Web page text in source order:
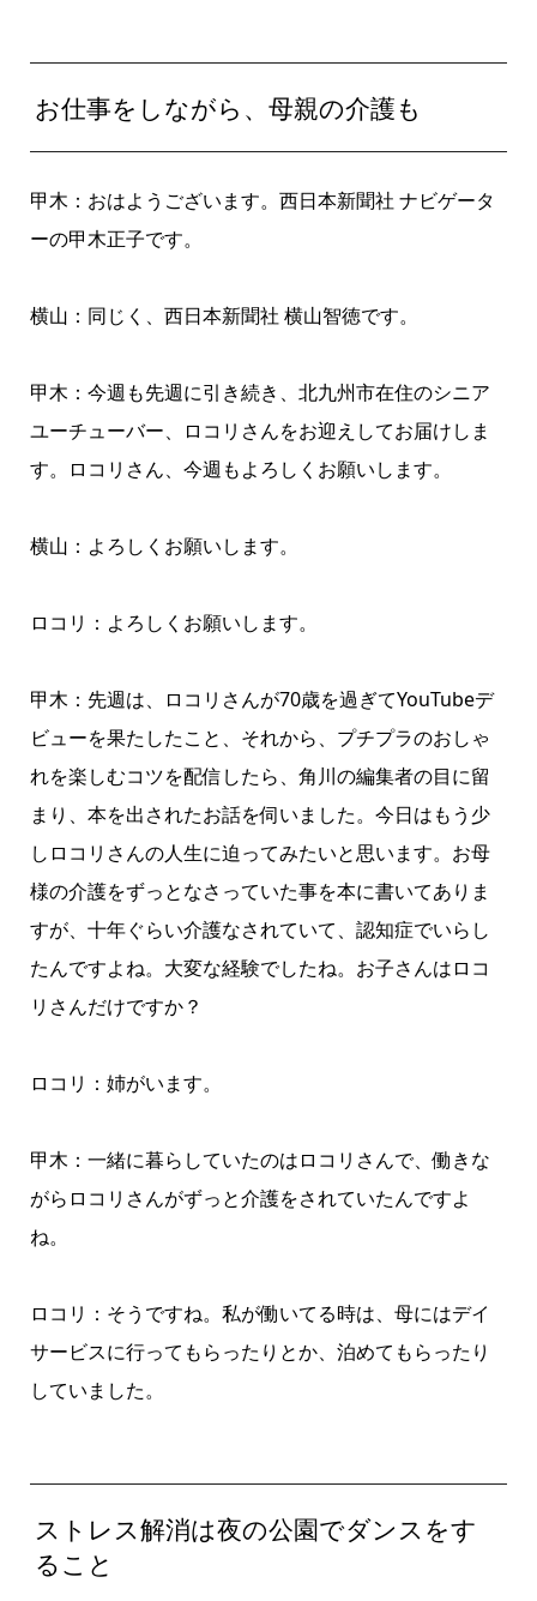
お仕事をしながら、母親の介護も
甲木：おはようございます。西日本新聞社 ナビゲータ
ーの甲木正子です。
横山：同じく、西日本新聞社 横山智徳です。
甲木：今週も先週に引き続き、北九州市在住のシニア
ユーチューバー、ロコリさんをお迎えしてお届けしま
す。ロコリさん、今週もよろしくお願いします。
横山：よろしくお願いします。
ロコリ：よろしくお願いします。
甲木：先週は、ロコリさんが70歳を過ぎてYouTubeデ
ビューを果たしたこと、それから、プチプラのおしゃ
れを楽しむコツを配信したら、角川の編集者の目に留
まり、本を出されたお話を伺いました。今日はもう少
しロコリさんの人生に迫ってみたいと思います。お母
様の介護をずっとなさっていた事を本に書いてありま
すが、十年ぐらい介護なされていて、認知症でいらし
たんですよね。大変な経験でしたね。お子さんはロコ
リさんだけですか？
ロコリ：姉がいます。
甲木：一緒に暮らしていたのはロコリさんで、働きな
がらロコリさんがずっと介護をされていたんですよ
ね。
ロコリ：そうですね。私が働いてる時は、母にはデイ
サービスに行ってもらったりとか、泊めてもらったり
していました。
ストレス解消は夜の公園でダンスをす
ること